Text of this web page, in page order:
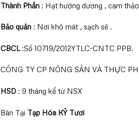
Thành Phần: Hạt hướng dương , cam
Bảo quản: Nơi khô mát , sạch sẽ .
CBCL:Số 10719/2012YTLC-CNTC PPB.
CÔNG TY CP NÔNG SẢN VÀ THỰC
HSD: 9 tháng kể từ NSX
Bán Tại Tạp Hóa KỶ Tươi